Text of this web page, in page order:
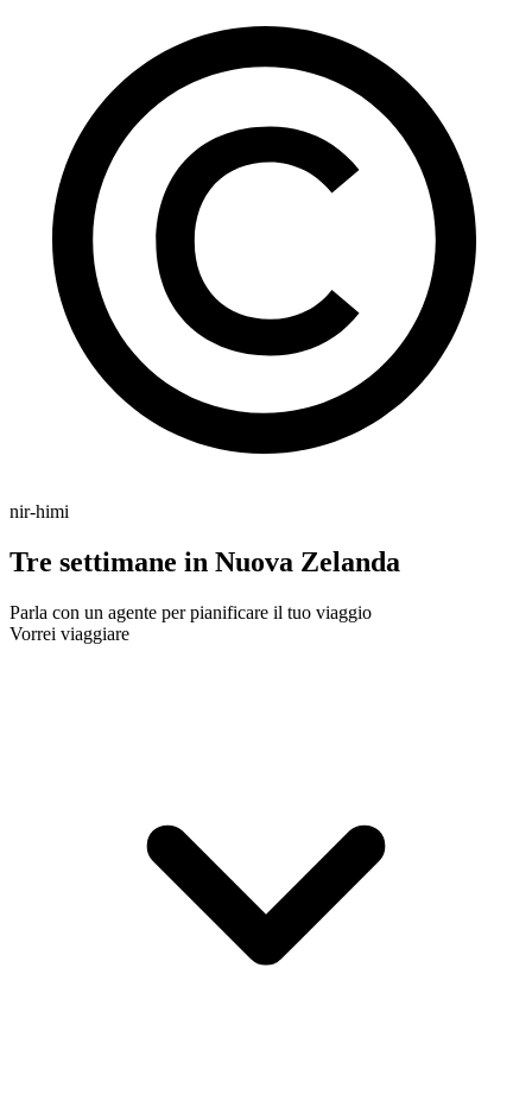
nir-himi
Tre settimane in Nuova Zelanda
Parla con un agente per pianificare il tuo viaggio
Vorrei viaggiare